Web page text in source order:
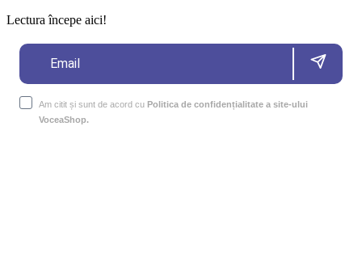
Lectura începe aici!
Am citit și sunt de acord cu Politica de confidențialitate a site-ului
VoceaShop.